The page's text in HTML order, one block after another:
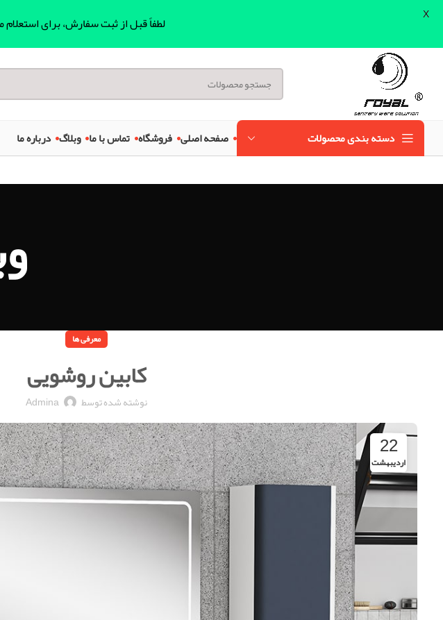
دسته بندی محصولات صفحه اصلی فروشگاه تماس با ما وبلاگ درباره ما
معرفی ها
کابین روشویی
نوشته شده توسط Admina
22
اردیبهشت
لطفاً قبل از ثبت سفارش، برای X